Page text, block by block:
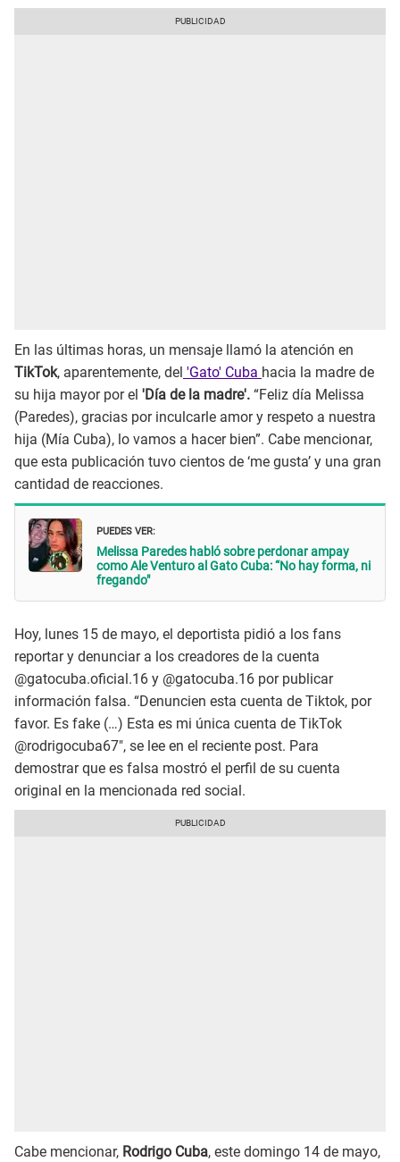
En las últimas horas, un mensaje llamó la atención en
TikTok, aparentemente, del 'Gato' Cuba hacia la madre de
su hija mayor por el 'Día de la madre'. “Feliz día Melissa
(Paredes), gracias por inculcarle amor y respeto a nuestra
hija (Mía Cuba), lo vamos a hacer bien”. Cabe mencionar,
que esta publicación tuvo cientos de ‘me gusta’ y una gran
cantidad de reacciones.
PUEDES VER:
Melissa Paredes habló sobre perdonar ampay
como Ale Venturo al Gato Cuba: “No hay forma, ni
fregando"
Hoy, lunes 15 de mayo, el deportista pidió a los fans
reportar y denunciar a los creadores de la cuenta
@gatocuba.oficial.16 y @gatocuba.16 por publicar
información falsa. “Denuncien esta cuenta de Tiktok, por
favor. Es fake (…) Esta es mi única cuenta de TikTok
@rodrigocuba67″, se lee en el reciente post. Para
demostrar que es falsa mostró el perfil de su cuenta
original en la mencionada red social.
Cabe mencionar, Rodrigo Cuba, este domingo 14 de mayo,